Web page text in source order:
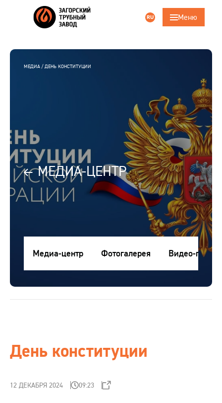
RU Меню
Поиск
Главная
Трубошпунт
Услуги
Ответственность
Контакты
Поставщикам
МЕДИА ДЕНЬ КОНСТИТУЦИИ
МЕДИА-ЦЕНТР
Медиа-центр Фотогалерея Видео-
День конституции
12 ДЕКАБРЯ 2024 09:23